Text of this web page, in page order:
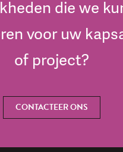
die we
voor uw
of project?
CONTACTEER ONS